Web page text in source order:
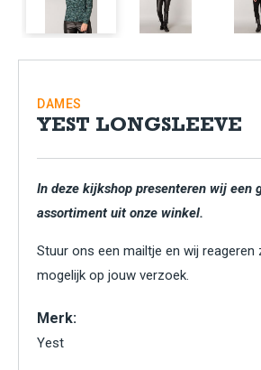
DAMES
YEST LONGSLEEVE
In deze kijkshop presenteren wij een
assortiment uit onze winkel.
Stuur ons een mailtje en wij reageren
mogelijk op jouw verzoek.
Merk:
Yest